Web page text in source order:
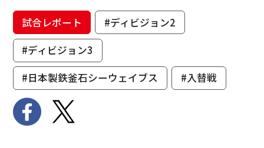
試合レポート
#ディビジョン2
#ディビジョン3
#日本製鉄釜石シーウェイブス
#入替戦